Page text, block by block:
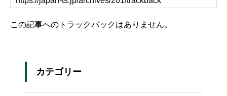
この記事へのトラックバックはありません。
カテゴリー